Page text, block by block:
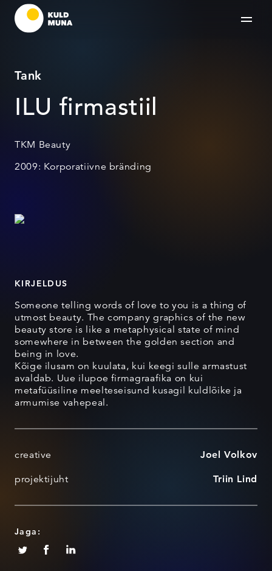
Tank
ILU firmastiil
TKM Beauty
2009: Korporatiivne bränding
KIRJELDUS
Someone telling words of love to you is a thing of
utmost beauty. The company graphics of the new
beauty store is like a metaphysical state of mind
somewhere in between the golden section and
being in love.
Kõige ilusam on kuulata, kui keegi sulle armastust
avaldab. Uue ilupoe firmagraafika on kui
metafüüsiline meelteseisund kusagil kuldlõike ja
armumise vahepeal.
creative Joel Volkov
projektijuht Triin Lind
Jaga: